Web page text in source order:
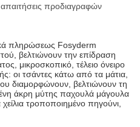
προδιαγραφών
πληρώσεως Fosyderm
βελτιώνουν την επίδραση
μικροσκοπικό, τέλειο όνειρο
οι τσάντες κάτω από τα μάτια,
διαμορφώνουν, βελτιώνουν τη
άκρη μύτης παχουλά μάγουλα
τροποποιημένο πηγούνι,